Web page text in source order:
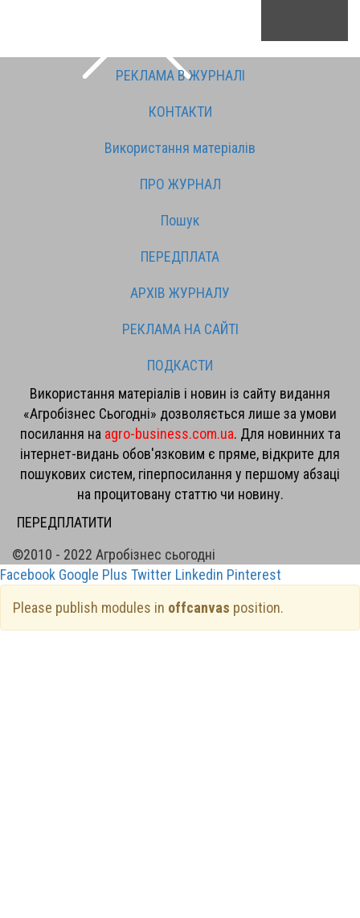
РЕКЛАМА В ЖУРНАЛІ
КОНТАКТИ
Використання матеріалів
ПРО ЖУРНАЛ
Пошук
ПЕРЕДПЛАТА
АРХІВ ЖУРНАЛУ
РЕКЛАМА НА САЙТІ
ПОДКАСТИ
Використання матеріалів і новин із сайту видання
«Агробізнес Сьогодні» дозволяється лише за умови
посилання на agro-business.com.ua. Для новинних та
інтернет-видань обов'язковим є пряме, відкрите для
пошукових систем, гіперпосилання у першому абзаці
на процитовану статтю чи новину.
ПЕРЕДПЛАТИТИ
©2010 - 2022 Агробізнес сьогодні
Facebook Google Plus Twitter Linkedin Pinterest
Please publish modules in offcanvas position.